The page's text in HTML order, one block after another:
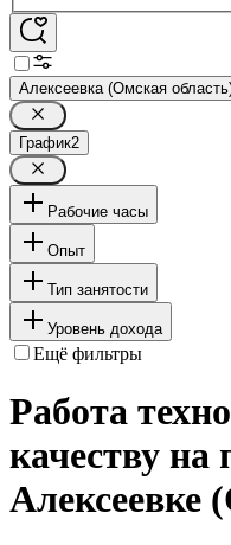
Алексеевка (Омская
График2
Рабочие часы
Опыт
Тип занятости
Уровень дохода
Ещё фильтры
Работа
качеству
Алексеевке